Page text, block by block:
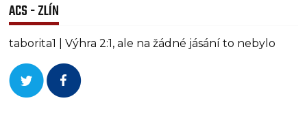
ACS - ZLÍN
taborita1 | Výhra 2:1, ale na žádné jásání to nebylo